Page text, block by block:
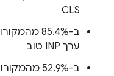
CLS
ב-85.4% מהמקורות (
ערך INP טוב
ב-52.9% מהמקורות (